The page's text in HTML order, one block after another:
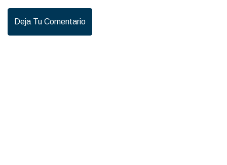
Deja Tu Comentario